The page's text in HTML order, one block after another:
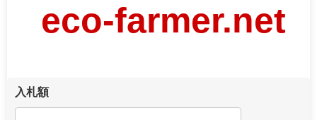
eco-farmer.net
入札額